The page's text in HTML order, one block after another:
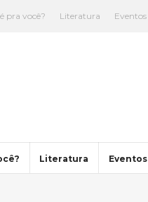
pra você? Literatura Eventos
Literatura Eventos